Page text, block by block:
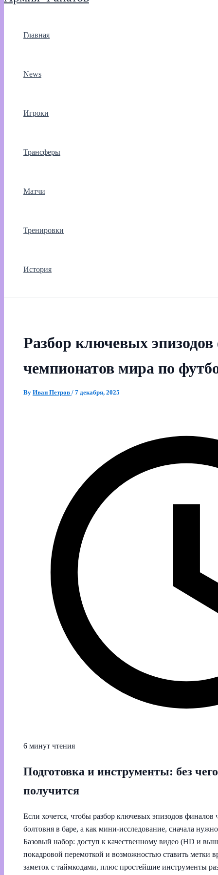
Главная
News
Игроки
Трансферы
Матчи
Тренировки
История
Разбор ключевых
чемпионатов мира по
By Иван Петров / 7 декабря, 2025
6 минут чтения
Подготовка и инструменты: без
получится
Если хочется, чтобы разбор ключевых эпизодов финалов
болтовня в баре, а как мини-исследование, сначала
Базовый набор: доступ к качественному видео (HD и
покадровой перемоткой и возможностью ставить метки
заметок с таймкодами, плюс простейшие инструменты